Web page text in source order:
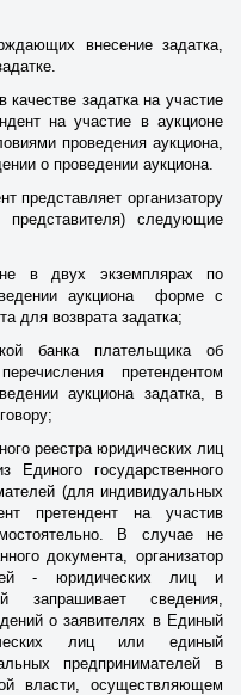
внесение задатка,
задатка на участие
на участие в аукционе
проведения аукциона,
о проведении аукциона.
представляет организатору
следующие
в двух экземплярах по
аукциона форме с
для возврата задатка;
банка плательщика об
претендентом
аукциона задатка, в
реестра юридических лиц
государственного
(для индивидуальных
претендент на участив
В случае не
документа, организатор
- юридических лиц и
запрашивает сведения,
о заявителях в Единый
лиц или единый
предпринимателей в
власти, осуществляющем